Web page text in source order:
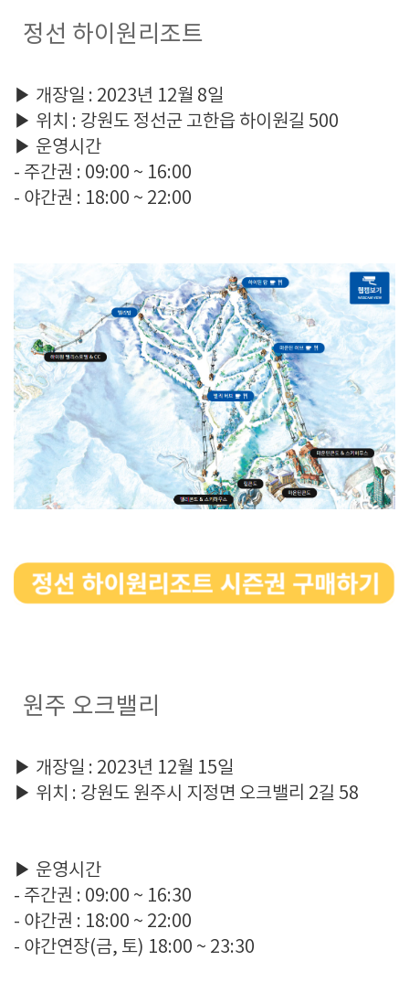
정선 하이원리조트
▶ 개장일 : 2023년 12월 8일
▶ 위치 : 강원도 정선군 고한읍 하이원길 500
▶ 운영시간
- 주간권 : 09:00 ~ 16:00
- 야간권 : 18:00 ~ 22:00
원주 오크밸리
▶ 개장일 : 2023년 12월 15일
▶ 위치 : 강원도 원주시 지정면 오크밸리 2길 58
▶ 운영시간
- 주간권 : 09:00 ~ 16:30
- 야간권 : 18:00 ~ 22:00
- 야간연장(금, 토) 18:00 ~ 23:30